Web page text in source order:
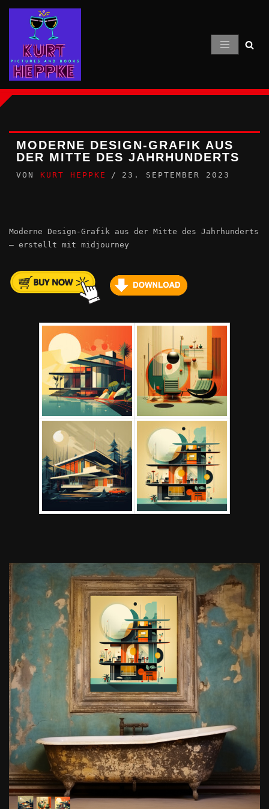
Inhalt
springen
MODERNE DESIGN-GRAFIK AUS
DER MITTE DES JAHRHUNDERTS
VON KURT HEPPKE 23. SEPTEMBER 2023
Moderne Design-Grafik aus der Mitte des Jahrhunderts
– erstellt mit midjourney